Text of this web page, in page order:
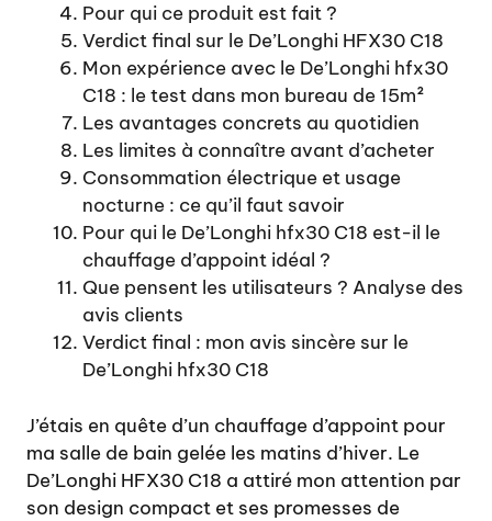
Pour qui ce produit est fait ?
Verdict final sur le De’Longhi HFX30 C18
Mon expérience avec le De’Longhi hfx30
C18 : le test dans mon bureau de 15m²
Les avantages concrets au quotidien
Les limites à connaître avant d’acheter
Consommation électrique et usage
nocturne : ce qu’il faut savoir
Pour qui le De’Longhi hfx30 C18 est-il le
chauffage d’appoint idéal ?
Que pensent les utilisateurs ? Analyse des
avis clients
Verdict final : mon avis sincère sur le
De’Longhi hfx30 C18
J’étais en quête d’un chauffage d’appoint pour
ma salle de bain gelée les matins d’hiver. Le
De’Longhi HFX30 C18 a attiré mon attention par
son design compact et ses promesses de